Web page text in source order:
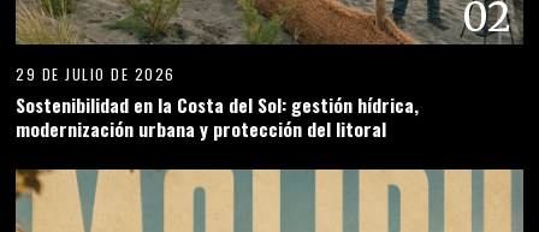
02
29 DE JULIO DE 2026
Sostenibilidad en la Costa del Sol: gestión hídrica,
modernización urbana y protección del litoral